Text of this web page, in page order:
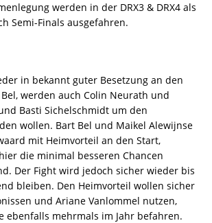
werden in der DRX3 & DRX4 als
Semi-Finals ausgefahren.
in bekannt guter Besetzung an den
werden auch Colin Neurath und
Basti Sichelschmidt um den
wollen. Bart Bel und Maikel Alewijnse
mit Heimvorteil an den Start,
die minimal besseren Chancen
Der Fight wird jedoch sicher wieder bis
bleiben. Den Heimvorteil wollen sicher
und Ariane Vanlommel nutzen,
ebenfalls mehrmals im Jahr befahren.